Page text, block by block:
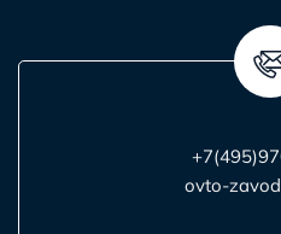
ovto-